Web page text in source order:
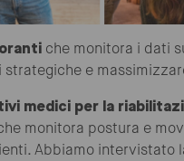
che monitora i dati
e
medici per la
monitora postura e
Abbiamo intervistato